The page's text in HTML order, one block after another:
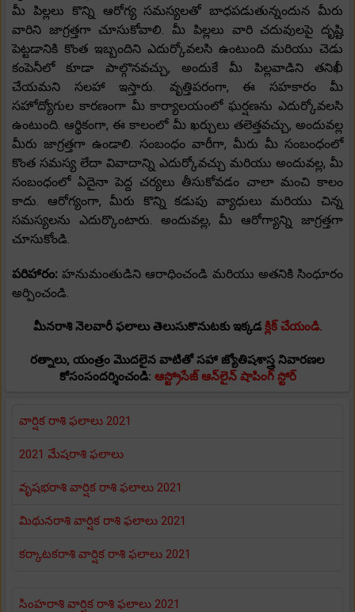
మీ పిల్లలు కొన్ని ఆరోగ్య సమస్యలతో బాధపడుతున్నందున మీరు
వారిని జాగ్రత్తగా చూసుకోవాలి. మీ పిల్లలు వారి చదువులపై దృష్టి
పెట్టడానికి కొంత ఇబ్బందిని ఎదుర్కోవలసి ఉంటుంది మరియు చెడు
కంపెనీలో కూడా పాల్గొనవచ్చు, అందుకే మీ పిల్లవాడిని తనిఖీ
చేయమని సలహా ఇస్తారు. వృత్తిపరంగా, ఈ సహకారం మీ
సహోద్యోగుల కారణంగా మీ కార్యాలయంలో ఘర్షణను ఎదుర్కోవలసి
ఉంటుంది. ఆర్థికంగా, ఈ కాలంలో మీ ఖర్చులు తలెత్తవచ్చు, అందువల్ల
మీరు జాగ్రత్తగా ఉండాలి. సంబంధం వారీగా, మీరు మీ సంబంధంలో
కొంత సమస్య లేదా వివాదాన్ని ఎదుర్కోవచ్చు మరియు అందువల్ల, మీ
సంబంధంలో ఏదైనా పెద్ద చర్యలు తీసుకోవడం చాలా మంచి కాలం
కాదు. ఆరోగ్యంగా, మీరు కొన్ని కడుపు వ్యాధులు మరియు చిన్న
సమస్యలను ఎదుర్కొంటారు. అందువల్ల, మీ ఆరోగ్యాన్ని జాగ్రత్తగా
చూసుకోండి.
పరిహారం:హనుమంతుడిని ఆరాధించండి మరియు అతనికి సింధూరం
అర్పించండి.
మీనరాశి నెలవారీ ఫలాలు తెలుసుకొనుటకు ఇక్కడక్లిక్ చేయండి.
రత్నాలు, యంత్రం మొదలైన వాటితో సహా జ్యోతిషశాస్త్ర నివారణల
కోసంసందర్శించండి: ఆస్ట్రోసేజ్ ఆన్‌లైన్ షాపింగ్ స్టోర్
వార్షిక రాశి ఫలాలు 2021
2021 మేషరాశి ఫలాలు
వృషభరాశి వార్షిక రాశి ఫలాలు 2021
మిథునరాశి వార్షిక రాశి ఫలాలు 2021
కర్కాటకరాశి వార్షిక రాశి ఫలాలు 2021
సింహరాశి వార్షిక రాశి ఫలాలు 2021